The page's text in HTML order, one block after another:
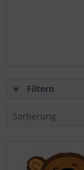
Filtern